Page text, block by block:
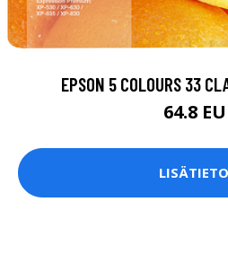
EPSON 5 COLOURS 33
64.8